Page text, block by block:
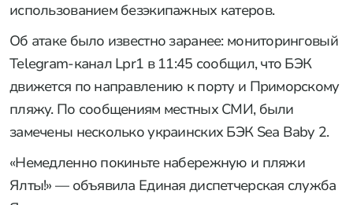
использованием безэкипажных катеров.
Об атаке было известно заранее: мониторинговый
Telegram-канал Lpr1 в 11:45 сообщил, что БЭК
движется по направлению к порту и Приморскому
пляжу. По сообщениям местных СМИ, были
замечены несколько украинских БЭК Sea Baby 2.
«Немедленно покиньте набережную и пляжи
Ялты!» — объявила Единая диспетчерская служба